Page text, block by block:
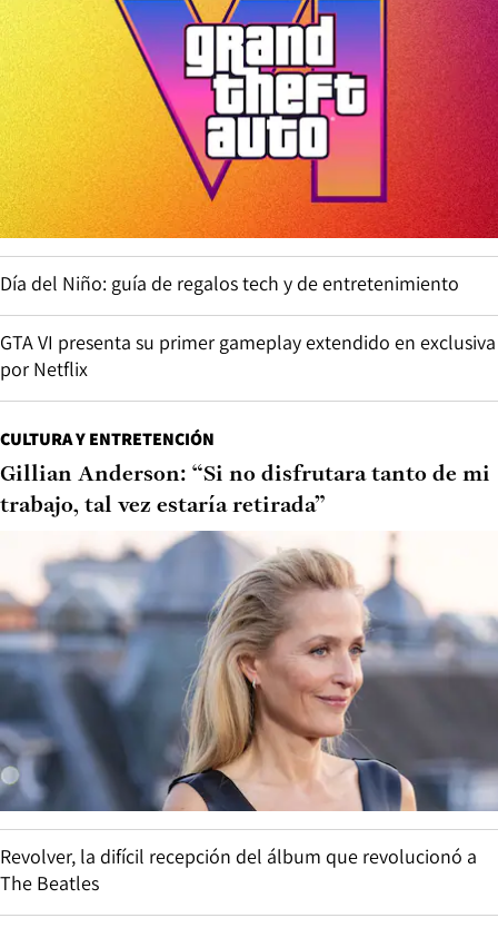
Día del Niño: guía de regalos tech y de entretenimiento
GTA VI presenta su primer gameplay extendido en exclusiva
por Netflix
CULTURA Y ENTRETENCIÓN
Gillian Anderson: “Si no disfrutara tanto de mi
trabajo, tal vez estaría retirada”
Revolver, la difícil recepción del álbum que revolucionó a
The Beatles